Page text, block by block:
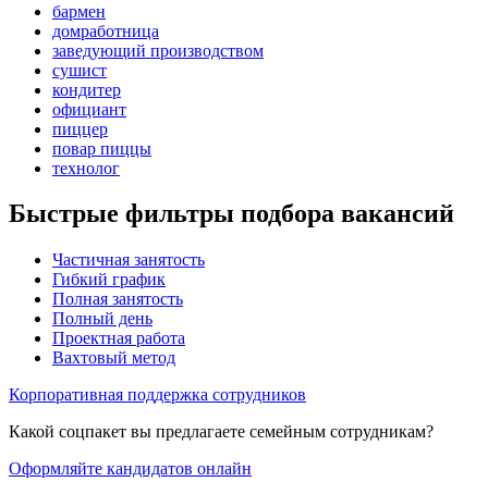
бармен
домработница
заведующий производством
сушист
кондитер
официант
пиццер
повар пиццы
технолог
Быстрые фильтры подбора вакансий
Частичная занятость
Гибкий график
Полная занятость
Полный день
Проектная работа
Вахтовый метод
Корпоративная поддержка сотрудников
Какой соцпакет вы предлагаете семейным сотрудникам?
Оформляйте кандидатов онлайн